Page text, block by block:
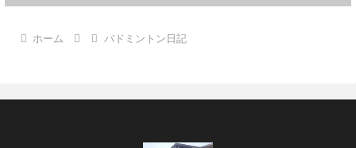
ホーム バドミントン日記